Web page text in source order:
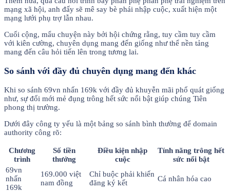
mạng xã hội, anh đấy sẽ mê say bè phái nhập cuộc, xuất hiện một
mạng lưới phụ trợ lẫn nhau.
Cuối cộng, mẩu chuyện này bởi hội chứng rằng, tuy cầm tuy cầm
với kiên cường, chuyên dụng mang đến giống như thể nền tảng
mang đến câu hỏi tiến lên trong tương lai.
So sánh với đầy đủ chuyên dụng mang đến khác
Khi so sánh 69vn nhấn 169k với đầy đủ khuyễn mãi phổ quát giống
như, sự đổi mới mẻ đụng trông hết sức nổi bật giúp chúng Tiên
phong thị trường.
Dưới đây công ty yếu là một bảng so sánh bình thường để domain
authority công rõ:
Chương
trình
Số tiền
thưởng
Điều kiện nhập
cuộc
Tính năng trông hết
sức nổi bật
69vn
nhấn
169k
169.000 việt
nam đồng
Chỉ buộc phải khiến
đăng ký kết
Cá nhân hóa cao